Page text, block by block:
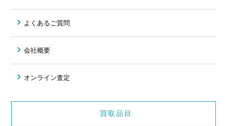
よくあるご質問
会社概要
オンライン査定
買取品目